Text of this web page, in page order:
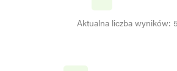
Aktualna liczba wyników: